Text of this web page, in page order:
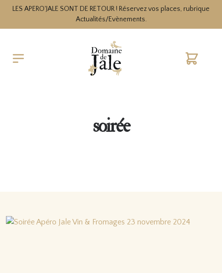
LES APERO'JALE SONT DE RETOUR ! Réservez vos places, rubrique
Actualités/Evènements.
Cart
soirée